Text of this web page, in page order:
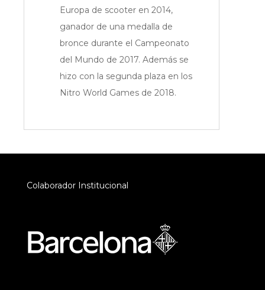
Europa de scooter en 2014,
ganador de una medalla de
bronce durante el Campeonato
del Mundo de 2017. Además se
hizo con la segunda plaza en los
Nitro World Games de 2018.
Colaborador Institucional